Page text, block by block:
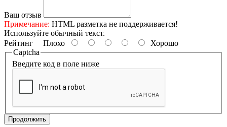
Ваш отзыв
Примечание: HTML разметка не поддерживается!
Используйте обычный текст.
Рейтинг Плохо
Хорошо
Captcha
Введите код в поле ниже
Продолжить